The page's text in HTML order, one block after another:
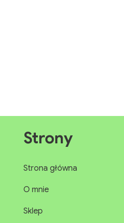
Strony
Strona główna
O mnie
Sklep